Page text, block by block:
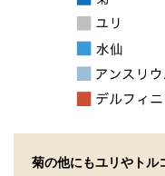
菊の他にもユリやトル